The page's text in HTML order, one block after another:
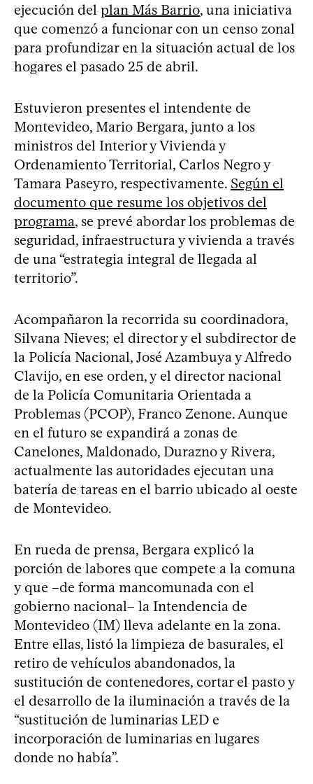
ejecución del plan Más Barrio, una iniciativa
que comenzó a funcionar con un censo zonal
para profundizar en la situación actual de los
hogares el pasado 25 de abril.
Estuvieron presentes el intendente de
Montevideo, Mario Bergara, junto a los
ministros del Interior y Vivienda y
Ordenamiento Territorial, Carlos Negro y
Tamara Paseyro, respectivamente. Según el
documento que resume los objetivos del
programa, se prevé abordar los problemas de
seguridad, infraestructura y vivienda a través
de una “estrategia integral de llegada al
territorio”.
Acompañaron la recorrida su coordinadora,
Silvana Nieves; el director y el subdirector de
la Policía Nacional, José Azambuya y Alfredo
Clavijo, en ese orden, y el director nacional
de la Policía Comunitaria Orientada a
Problemas (PCOP), Franco Zenone. Aunque
en el futuro se expandirá a zonas de
Canelones, Maldonado, Durazno y Rivera,
actualmente las autoridades ejecutan una
batería de tareas en el barrio ubicado al oeste
de Montevideo.
En rueda de prensa, Bergara explicó la
porción de labores que compete a la comuna
y que –de forma mancomunada con el
gobierno nacional– la Intendencia de
Montevideo (IM) lleva adelante en la zona.
Entre ellas, listó la limpieza de basurales, el
retiro de vehículos abandonados, la
sustitución de contenedores, cortar el pasto y
el desarrollo de la iluminación a través de la
“sustitución de luminarias LED e
incorporación de luminarias en lugares
donde no había”.